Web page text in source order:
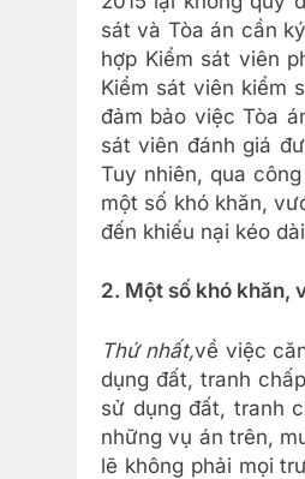
sát và Tòa án cần
hợp Kiểm sát viên
Kiểm sát viên kiểm
đảm bảo việc Tòa
sát viên đánh giá
Tuy nhiên, qua
một số khó khăn,
đến khiếu nại kéo
2. Một số khó khăn,
Thứ nhất,về việc
dụng đất, tranh
sử dụng đất, tranh
những vụ án trên,
lẽ không phải mọi